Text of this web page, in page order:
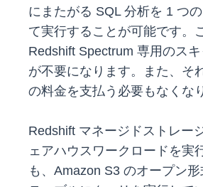
にまたがる SQL 分析を 1 つ
て実行することが可能です。
Redshift Spectrum 専用のス
が不要になります。また、そ
の料金を支払う必要もなくな
Redshift マネージドストレー
ェアハウスワークロードを実
も、Amazon S3 のオープン